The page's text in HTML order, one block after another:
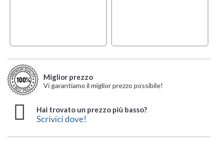
Miglior prezzo
Vi garantiamo il miglior prezzo possibile!
Hai trovato un prezzo più basso?
Scrivici dove!